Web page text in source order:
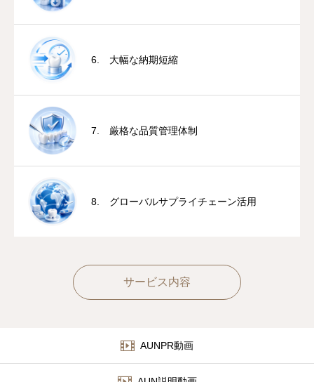
6. 大幅な納期短縮
7. 厳格な品質管理体制
8. グローバルサプライチェーン活用
サービス内容
AUNPR動画